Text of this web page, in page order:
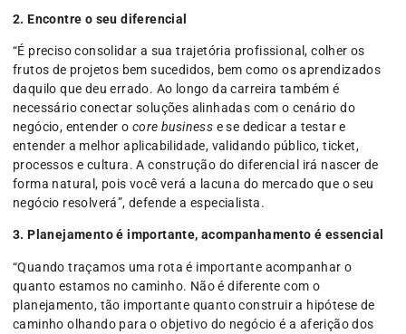
2. Encontre o seu diferencial
“É preciso consolidar a sua trajetória profissional, colher os
frutos de projetos bem sucedidos, bem como os aprendizados
daquilo que deu errado. Ao longo da carreira também é
necessário conectar soluções alinhadas com o cenário do
negócio, entender ocore business e se dedicar a testar e
entender a melhor aplicabilidade, validando público, ticket,
processos e cultura. A construção do diferencial irá nascer de
forma natural, pois você verá a lacuna do mercado que o seu
negócio resolverá”, defende a especialista.
3. Planejamento é importante, acompanhamento é essencial
“Quando traçamos uma rota é importante acompanhar o
quanto estamos no caminho. Não é diferente com o
planejamento, tão importante quanto construir a hipótese de
caminho olhando para o objetivo do negócio é a aferição dos